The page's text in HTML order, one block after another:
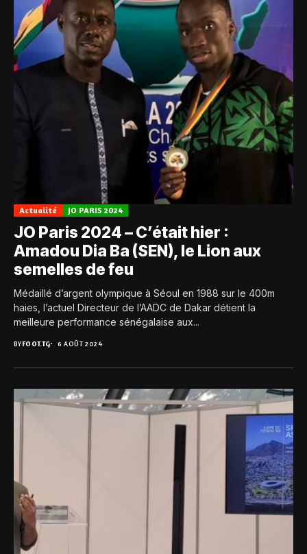
Actualité JO PARIS 2024
JO Paris 2024 – C’était hier :
Amadou Dia Ba (SEN), le Lion aux
semelles de feu
Médaillé d’argent olympique à Séoul en 1988 sur le 400m
haies, l’actuel Directeur de l’AADC de Dakar détient la
meilleure performance sénégalaise aux...
BYFOOT.TG 6 AOÛT 2024